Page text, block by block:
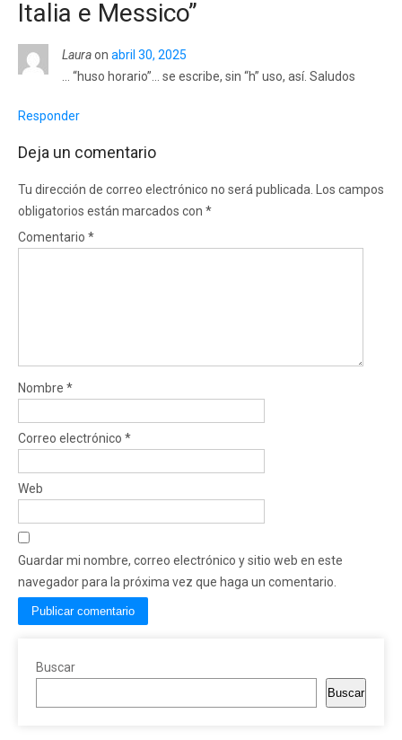
Italia e Messico”
Lauraon abril 30, 2025
… “huso horario”… se escribe, sin “h” uso, así. Saludos
Responder
Deja un comentario
Tu dirección de correo electrónico no será publicada. Los campos
obligatorios están marcados con *
Comentario *
Nombre *
Correo electrónico *
Web
Guardar mi nombre, correo electrónico y sitio web en este
navegador para la próxima vez que haga un comentario.
Buscar
Buscar